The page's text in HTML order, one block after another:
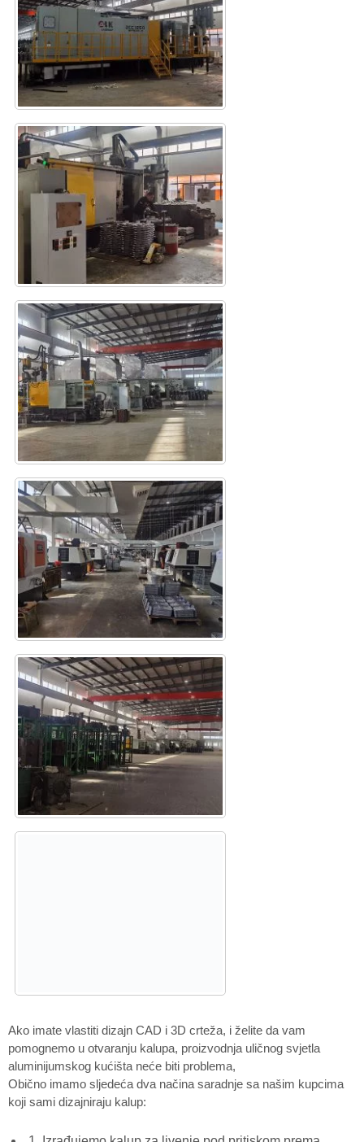
Ako imate vlastiti dizajn CAD i 3D crteža, i želite da vam
pomognemo u otvaranju kalupa, proizvodnja uličnog svjetla
aluminijumskog kućišta neće biti problema,
Obično imamo sljedeća dva načina saradnje sa našim kupcima
koji sami dizajniraju kalup: